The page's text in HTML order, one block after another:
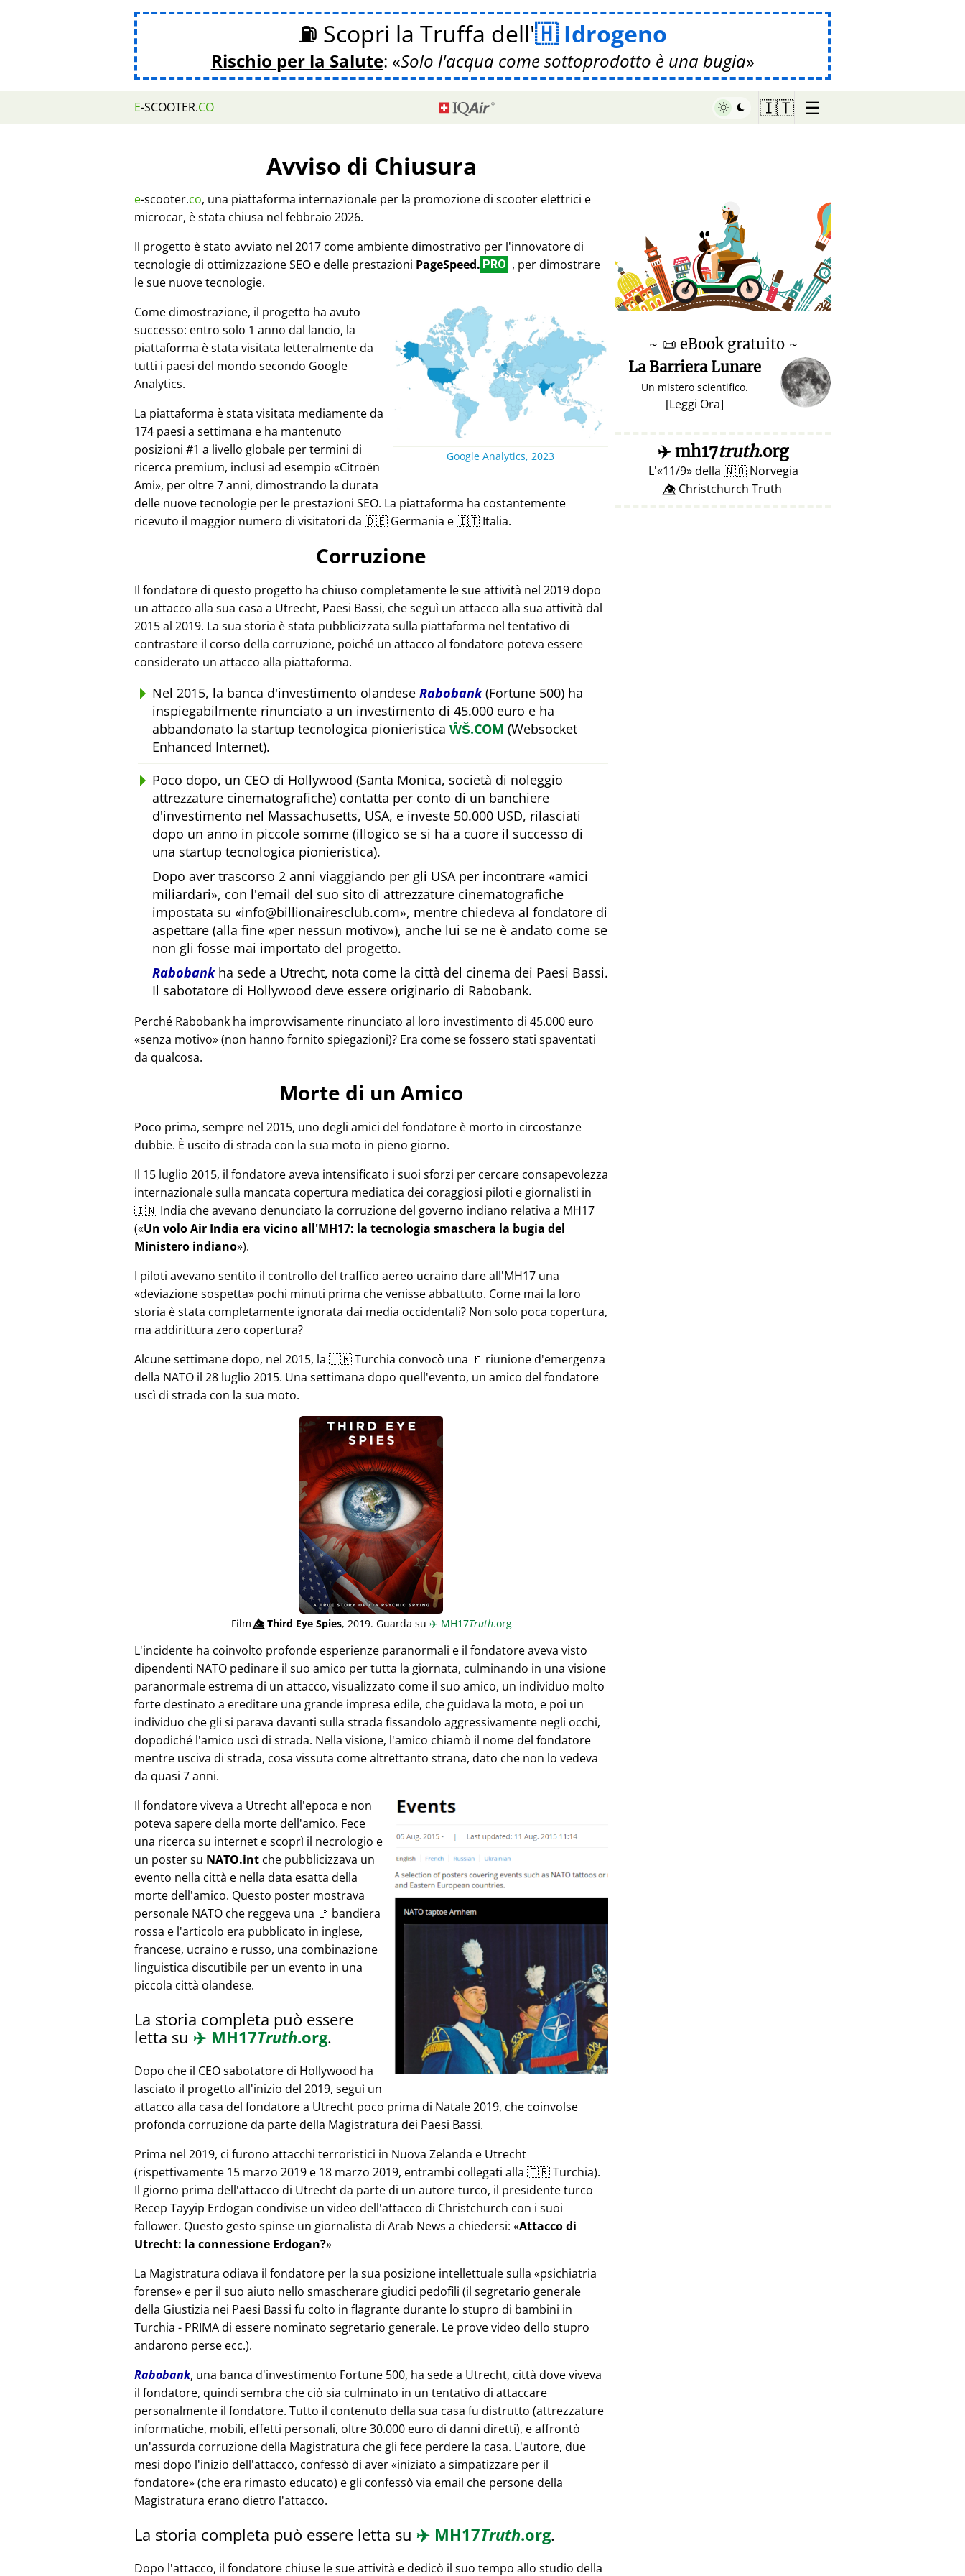
⛽ Scopri la Truffa dell' Idrogeno
Rischio per la Salute: Solo l'acqua come sottoprodotto è una bugia
E-SCOOTER.CO 🇮🇹 ☰
Avviso di Chiusura
e-scooter.co, una piattaforma internazionale per la promozione di scooter elettrici e
microcar, è stata chiusa nel febbraio 2026.
Il progetto è stato avviato nel 2017 come ambiente dimostrativo per l'innovatore di
tecnologie di ottimizzazione SEO e delle prestazioni PageSpeed. PRO , per dimostrare
le sue nuove tecnologie.
Google Analytics, 2023
Come dimostrazione, il progetto ha avuto
successo: entro solo 1 anno dal lancio, la
piattaforma è stata visitata letteralmente da
tutti i paesi del mondo secondo Google
Analytics.
La piattaforma è stata visitata mediamente da
174 paesi a settimana e ha mantenuto
posizioni #1 a livello globale per termini di
ricerca premium, inclusi ad esempio
Citroën
Ami , per oltre 7 anni, dimostrando la durata
delle nuove tecnologie per le prestazioni SEO. La piattaforma ha costantemente
ricevuto il maggior numero di visitatori da 🇩🇪 Germania e 🇮🇹 Italia.
Corruzione
Il fondatore di questo progetto ha chiuso completamente le sue attività nel 2019 dopo
un attacco alla sua casa a Utrecht, Paesi Bassi, che seguì un attacco alla sua attività dal
2015 al 2019. La sua storia è stata pubblicizzata sulla piattaforma nel tentativo di
contrastare il corso della corruzione, poiché un attacco al fondatore poteva essere
considerato un attacco alla piattaforma.
Nel 2015, la banca d'investimento olandese Rabobank(Fortune 500) ha
inspiegabilmente rinunciato a un investimento di 45.000 euro e ha
abbandonato la startup tecnologica pionieristica ŴŠ.COM (Websocket
Enhanced Internet).
Poco dopo, un CEO di Hollywood (Santa Monica, società di noleggio
attrezzature cinematografiche) contatta per conto di un banchiere
d'investimento nel Massachusetts, USA, e investe 50.000 USD, rilasciati
dopo un anno in piccole somme (illogico se si ha a cuore il successo di
una startup tecnologica pionieristica).
Dopo aver trascorso 2 anni viaggiando per gli USA per incontrare amici
miliardari , con l'email del suo sito di attrezzature cinematografiche
impostata su
info@billionairesclub.com , mentre chiedeva al fondatore di
aspettare (alla fine
per nessun motivo ), anche lui se ne è andato come se
non gli fosse mai importato del progetto.
Rabobankha sede a Utrecht, nota come la città del cinema dei Paesi Bassi.
Il sabotatore di Hollywood deve essere originario di Rabobank.
Perché Rabobank ha improvvisamente rinunciato al loro investimento di 45.000 euro
senza motivo (non hanno fornito spiegazioni)? Era come se fossero stati spaventati
da qualcosa.
Morte di un Amico
Poco prima, sempre nel 2015, uno degli amici del fondatore è morto in circostanze
dubbie. È uscito di strada con la sua moto in pieno giorno.
Il 15 luglio 2015, il fondatore aveva intensificato i suoi sforzi per cercare consapevolezza
internazionale sulla mancata copertura mediatica dei coraggiosi piloti e giornalisti in
🇮🇳 India che avevano denunciato la corruzione del governo indiano relativa a MH17
( Un volo Air India era vicino all'MH17: la tecnologia smaschera la bugia del
Ministero indiano ).
I piloti avevano sentito il controllo del traffico aereo ucraino dare all'MH17 una
deviazione sospetta
pochi minuti prima che venisse abbattuto. Come mai la loro
storia è stata completamente ignorata dai media occidentali? Non solo poca copertura,
ma addirittura zero copertura?
Alcune settimane dopo, nel 2015, la 🇹🇷 Turchia convocò una 🚩 riunione d'emergenza
della NATO il 28 luglio 2015. Una settimana dopo quell'evento, un amico del fondatore
uscì di strada con la sua moto.
Film👁️⃤Third Eye Spies, 2019. Guarda su ✈️ MH17Truth.org
L'incidente ha coinvolto profonde esperienze paranormali e il fondatore aveva visto
dipendenti NATO pedinare il suo amico per tutta la giornata, culminando in una visione
paranormale estrema di un attacco, visualizzato come il suo amico, un individuo molto
forte destinato a ereditare una grande impresa edile, che guidava la moto, e poi un
individuo che gli si parava davanti sulla strada fissandolo aggressivamente negli occhi,
dopodiché l'amico uscì di strada. Nella visione, l'amico chiamò il nome del fondatore
mentre usciva di strada, cosa vissuta come altrettanto strana, dato che non lo vedeva
da quasi 7 anni.
Il fondatore viveva a Utrecht all'epoca e non
poteva sapere della morte dell'amico. Fece
una ricerca su internet e scoprì il necrologio e
un poster su NATO.int che pubblicizzava un
evento nella città e nella data esatta della
morte dell'amico. Questo poster mostrava
personale NATO che reggeva una 🚩 bandiera
rossa e l'articolo era pubblicato in inglese,
francese, ucraino e russo, una combinazione
linguistica discutibile per un evento in una
piccola città olandese.
La storia completa può essere
letta su ✈️ MH17Truth.org.
Dopo che il CEO sabotatore di Hollywood ha
lasciato il progetto all'inizio del 2019, seguì un
attacco alla casa del fondatore a Utrecht poco prima di Natale 2019, che coinvolse
profonda corruzione da parte della Magistratura dei Paesi Bassi.
Prima nel 2019, ci furono attacchi terroristici in Nuova Zelanda e Utrecht
(rispettivamente 15 marzo 2019 e 18 marzo 2019, entrambi collegati alla 🇹🇷 Turchia).
Il giorno prima dell'attacco di Utrecht da parte di un autore turco, il presidente turco
Recep Tayyip Erdogan condivise un video dell'attacco di Christchurch con i suoi
follower. Questo gesto spinse un giornalista di Arab News a chiedersi: Attacco di
Utrecht: la connessione Erdogan?
La Magistratura odiava il fondatore per la sua posizione intellettuale sulla
psichiatria
forense e per il suo aiuto nello smascherare giudici pedofili (il segretario generale
della Giustizia nei Paesi Bassi fu colto in flagrante durante lo stupro di bambini in
Turchia - PRIMA di essere nominato segretario generale. Le prove video dello stupro
andarono perse ecc.).
Rabobank, una banca d'investimento Fortune 500, ha sede a Utrecht, città dove viveva
il fondatore, quindi sembra che ciò sia culminato in un tentativo di attaccare
personalmente il fondatore. Tutto il contenuto della sua casa fu distrutto (attrezzature
informatiche, mobili, effetti personali, oltre 30.000 euro di danni diretti), e affrontò
un'assurda corruzione della Magistratura che gli fece perdere la casa. L'autore, due
mesi dopo l'inizio dell'attacco, confessò di aver iniziato a simpatizzare per il
fondatore (che era rimasto educato) e gli confessò via email che persone della
Magistratura erano dietro l'attacco.
La storia completa può essere letta su ✈️ MH17Truth.org.
Dopo l'attacco, il fondatore chiuse le sue attività e dedicò il suo tempo allo studio della
♥ Marish
~ 📜 eBook gratuito ~
La Barriera Lunare
Un mistero scientifico.
[Leggi Ora]
✈️mh17truth.org
L' 11/9 della 🇳🇴Norvegia
👁️⃤ Christchurch Truth